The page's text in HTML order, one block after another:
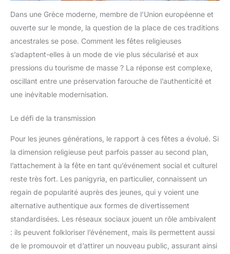
Dans une Grèce moderne, membre de l’Union européenne et
ouverte sur le monde, la question de la place de ces traditions
ancestrales se pose. Comment les fêtes religieuses
s’adaptent-elles à un mode de vie plus sécularisé et aux
pressions du tourisme de masse ? La réponse est complexe,
oscillant entre une préservation farouche de l’authenticité et
une inévitable modernisation.
Le défi de la transmission
Pour les jeunes générations, le rapport à ces fêtes a évolué. Si
la dimension religieuse peut parfois passer au second plan,
l’attachement à la fête en tant qu’événement social et culturel
reste très fort. Les panigyria, en particulier, connaissent un
regain de popularité auprès des jeunes, qui y voient une
alternative authentique aux formes de divertissement
standardisées. Les réseaux sociaux jouent un rôle ambivalent
: ils peuvent folkloriser l’événement, mais ils permettent aussi
de le promouvoir et d’attirer un nouveau public, assurant ainsi